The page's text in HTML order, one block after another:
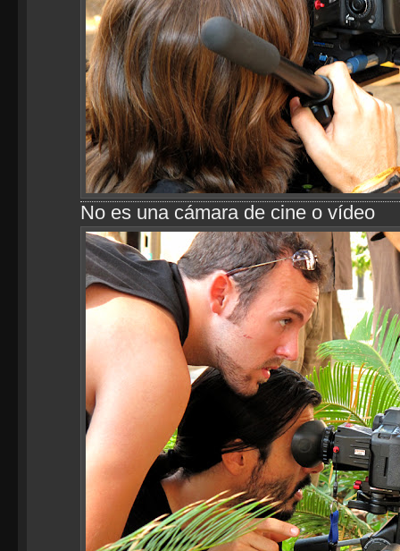
No es una cámara de cine o vídeo